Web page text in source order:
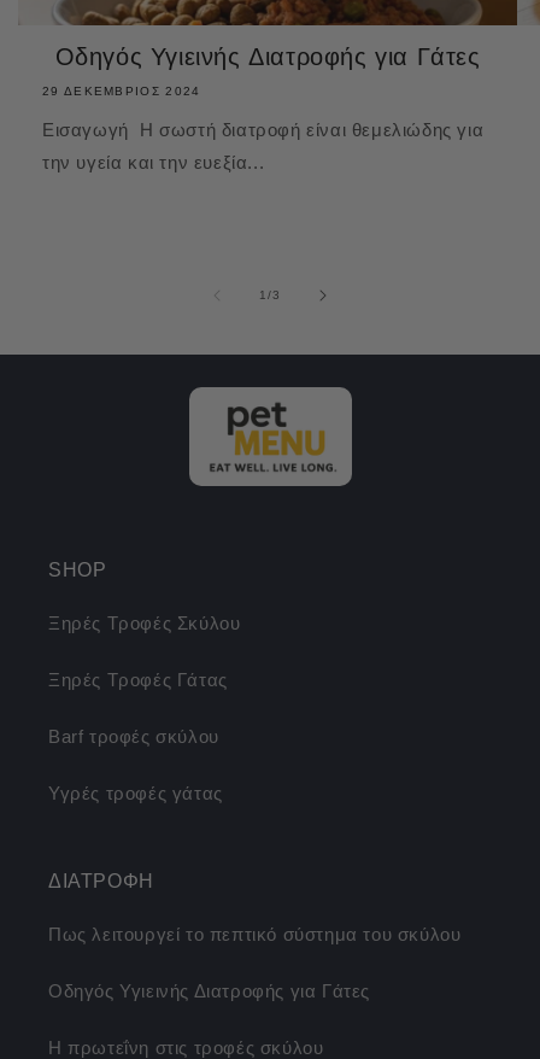
Οδηγός Υγιεινής Διατροφής για Γάτες
29 ΔΕΚΈΜΒΡΙΟΣ 2024
Εισαγωγή Η σωστή διατροφή είναι θεμελιώδης για
την υγεία και την ευεξία...
1/από
3
SHOP
Ξηρές Τροφές Σκύλου
Ξηρές Τροφές Γάτας
Barf τροφές σκύλου
Υγρές τροφές γάτας
ΔΙΑΤΡΟΦΗ
Πως λειτουργεί το πεπτικό σύστημα του σκύλου
Οδηγός Υγιεινής Διατροφής για Γάτες
Η πρωτεΐνη στις τροφές σκύλου